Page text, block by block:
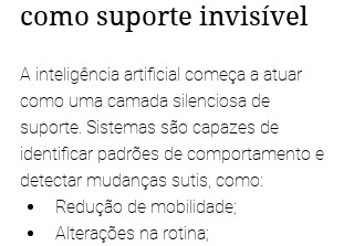
como suporte invisível
A inteligência artificial começa a atuar
como uma camada silenciosa de
suporte. Sistemas são capazes de
identificar padrões de comportamento e
detectar mudanças sutis, como:
Redução de mobilidade;
Alterações na rotina;